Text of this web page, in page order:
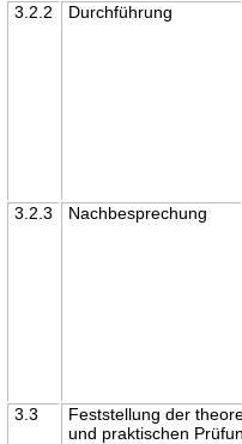
3.2.2 Durchführung
3.2.3
Nachbesprechung
3.3
Feststellung der
und praktischen